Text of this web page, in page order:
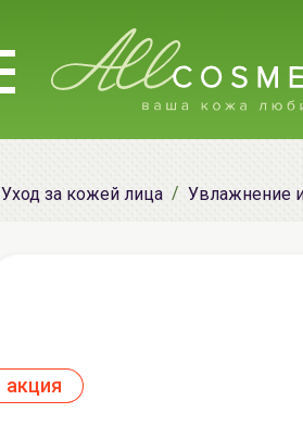
Уход за кожей лица Увлажнение
aкция